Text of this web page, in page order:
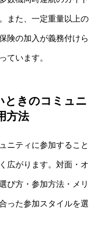
また、一定重量以上の
険の加入が義務付けら
ています。
ときのコミュニ
方法
ニティに参加すること
広がります。対面・オ
び方・参加方法・メリ
った参加スタイルを選